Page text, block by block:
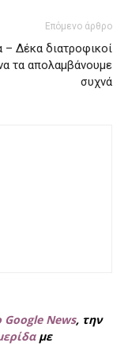
Επόμενο άρθρο
– Δέκα διατροφικοί
τα απολαμβάνουμε
συχνά
News, την
με